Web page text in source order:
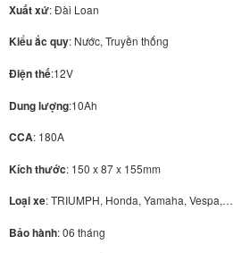
Xuất xứ: Đài Loan
Kiểu ắc quy: Nước, Truyền thống
Điện thế:12V
Dung lượng:10Ah
CCA: 180A
Kích thước: 150 x 87 x 155mm
Loại xe: TRIUMPH, Honda, Yamaha, Vespa,…
Bảo hành: 06 tháng